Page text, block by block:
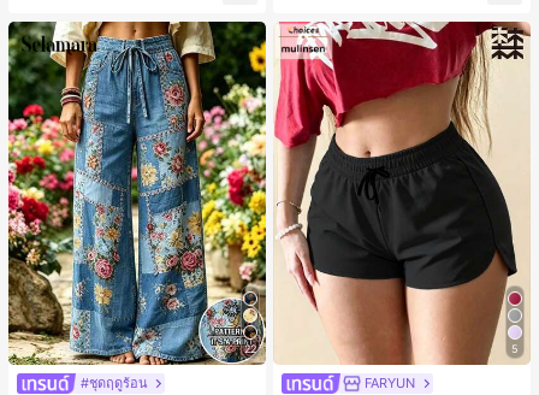
22
#ชุดฤดูร้อน
หญิงและเด็กผู้หญิง เหมาะสำหรับฤดูใบ
ไม้ร่วงและฤดูหนาว
5
FARYUN